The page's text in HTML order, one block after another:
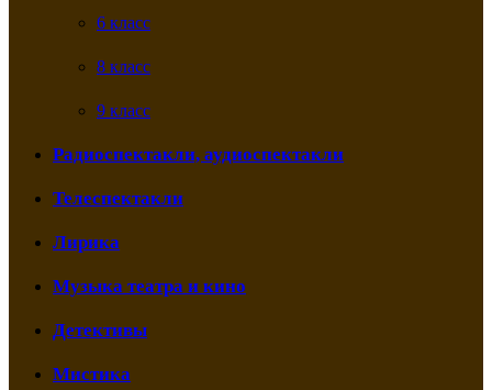
6 класс
8 класс
9 класс
Радиоспектакли, аудиоспектакли
Телеспектакли
Лирика
Музыка театра и кино
Детективы
Мистика